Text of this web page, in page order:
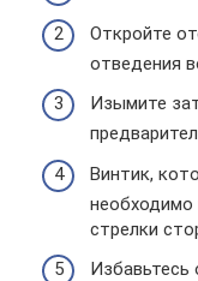
Откройте
отведения
Изымите
Винтик,
необходимо
стрелки
Избавьтесь